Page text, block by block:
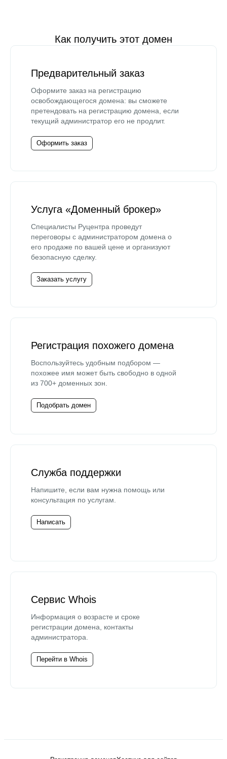
Как получить этот домен
Предварительный заказ
Оформите заказ на регистрацию
освобождающегося домена: вы сможете
претендовать на регистрацию домена, если
текущий администратор его не продлит.
Оформить заказ
Услуга «Доменный брокер»
Специалисты Руцентра проведут
переговоры с администратором домена о
его продаже по вашей цене и организуют
безопасную сделку.
Заказать услугу
Регистрация похожего домена
Воспользуйтесь удобным подбором —
похожее имя может быть свободно в одной
из 700+ доменных зон.
Подобрать домен
Служба поддержки
Напишите, если вам нужна помощь или
консультация по услугам.
Написать
Сервис Whois
Информация о возрасте и сроке
регистрации домена, контакты
администратора.
Перейти в Whois